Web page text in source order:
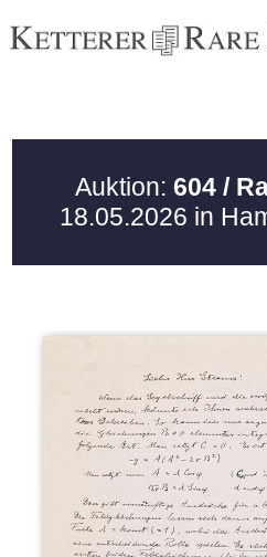
Auktion: 604 /
18.05.2026 in